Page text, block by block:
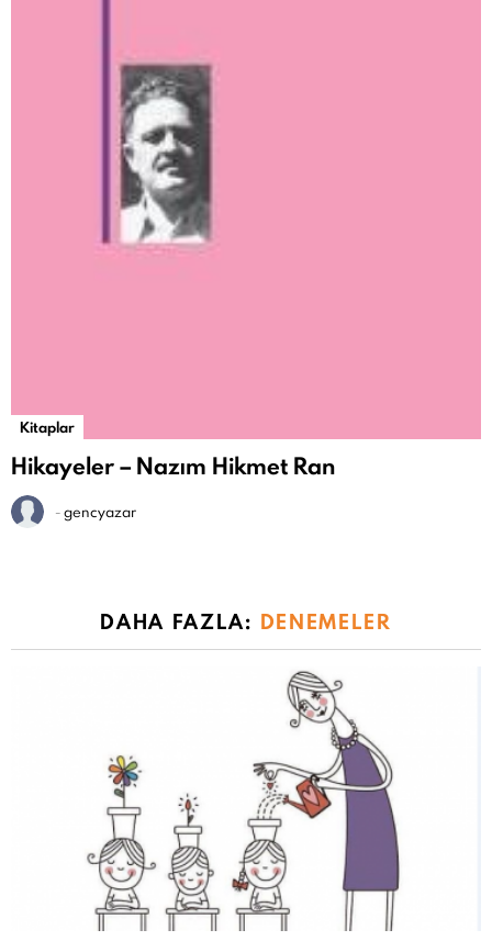
Kitaplar
Hikayeler – Nazım Hikmet Ran
-gencyazar
DAHA FAZLA: DENEMELER